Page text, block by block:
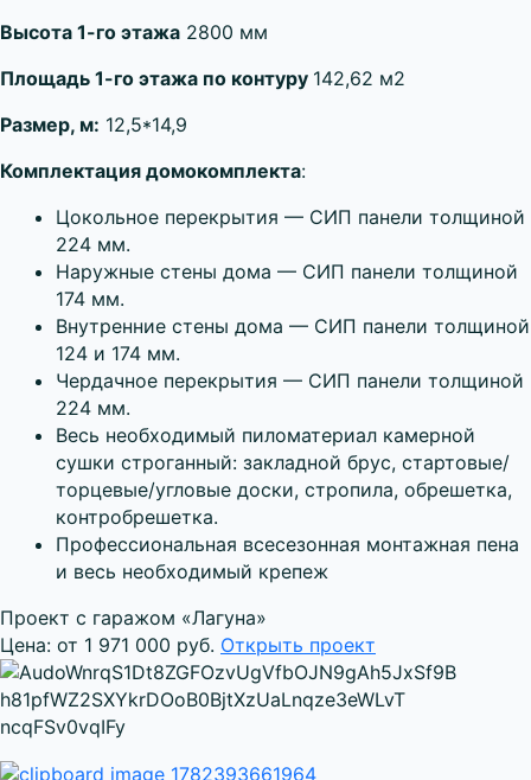
Высота 1-го этажа 2800 мм
Площадь 1-го этажа по контуру 142,62 м2
Размер, м: 12,5*14,9
Комплектация домокомплекта:
Цокольное перекрытия — СИП панели толщиной
224 мм.
Наружные стены дома — СИП панели толщиной
174 мм.
Внутренние стены дома — СИП панели толщиной
124 и 174 мм.
Чердачное перекрытия — СИП панели толщиной
224 мм.
Весь необходимый пиломатериал камерной
сушки строганный: закладной брус, стартовые/
торцевые/угловые доски, стропила, обрешетка,
контробрешетка.
Профессиональная всесезонная монтажная пена
и весь необходимый крепеж
Проект с гаражом «Лагуна»
Цена: от 1 971 000 руб. Открыть проект